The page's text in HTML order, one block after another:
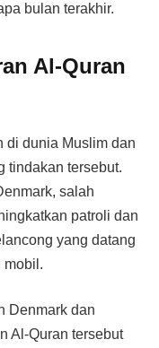
bulan terakhir.
Al-Quran
di dunia Muslim dan
tindakan tersebut.
salah
patroli dan
yang datang
mobil.
Denmark dan
Al-Quran tersebut